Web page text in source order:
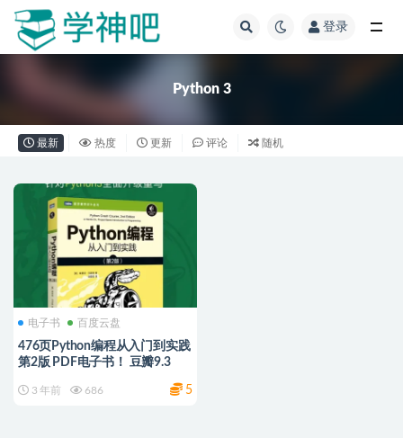
登录
Python 3
最新 热度 更新 评论 随机
电子书 百度云盘
476页Python编程从入门到实践
第2版 PDF电子书！ 豆瓣9.3
3 年前 686 5